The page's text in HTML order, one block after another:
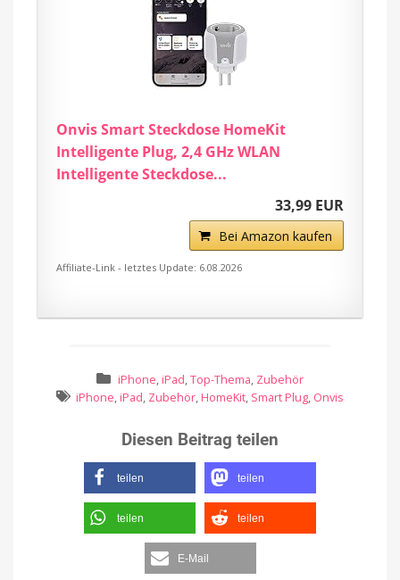
Onvis Smart Steckdose HomeKit
Intelligente Plug, 2,4 GHz WLAN
Intelligente Steckdose...
33,99 EUR
Bei Amazon kaufen
Affiliate-Link - letztes Update: 6.08.2026
iPhone, iPad,Top-Thema, Zubehör
iPhone, iPad, Zubehör, HomeKit, Smart Plug, Onvis
Diesen Beitrag teilen
teilen teilen
teilen teilen
E-Mail